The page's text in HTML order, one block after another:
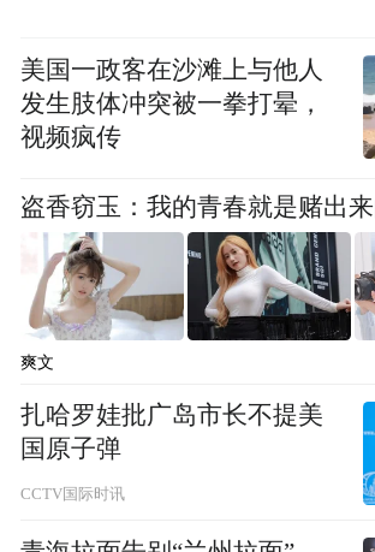
图源：马鞍山发布
这种双向奔赴，在数据上体现
美国一政客在沙滩上与他人
发生肢体冲突被一拳打晕，
视频疯传
盗香窃玉：我的青春就是赌出
爽文
扎哈罗娃批广岛市长不提美
国原子弹
CCTV国际时讯